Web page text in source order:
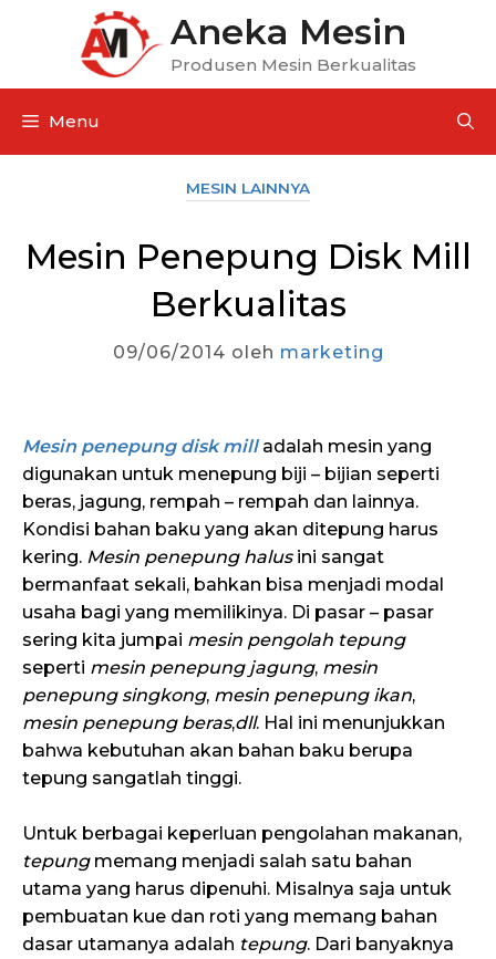
Aneka Mesin
Produsen Mesin Berkualitas
Menu
MESIN LAINNYA
Mesin Penepung Disk Mill
Berkualitas
09/06/2014 oleh marketing
Mesin penepung disk milladalah mesin yang
digunakan untuk menepung biji – bijian seperti
beras, jagung, rempah – rempah dan lainnya.
Kondisi bahan baku yang akan ditepung harus
kering. Mesin penepung halusini sangat
bermanfaat sekali, bahkan bisa menjadi modal
usaha bagi yang memilikinya. Di pasar – pasar
sering kita jumpai mesin pengolah tepung
seperti mesin penepung jagung, mesin
penepung singkong, mesin penepung ikan,
mesin penepung beras,dll. Hal ini menunjukkan
bahwa kebutuhan akan bahan baku berupa
tepung sangatlah tinggi.
Untuk berbagai keperluan pengolahan makanan,
tepungmemang menjadi salah satu bahan
utama yang harus dipenuhi. Misalnya saja untuk
pembuatan kue dan roti yang memang bahan
dasar utamanya adalah tepung. Dari banyaknya